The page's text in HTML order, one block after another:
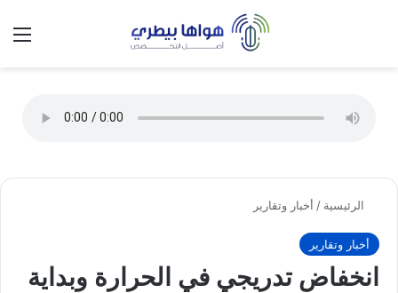
الوضع
الرئيسية / أخبار وتقارير
أخبار وتقارير
انخفاض تدريجي في الحرارة وبداية